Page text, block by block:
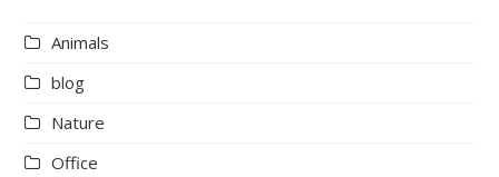
Animals
blog
Nature
Office